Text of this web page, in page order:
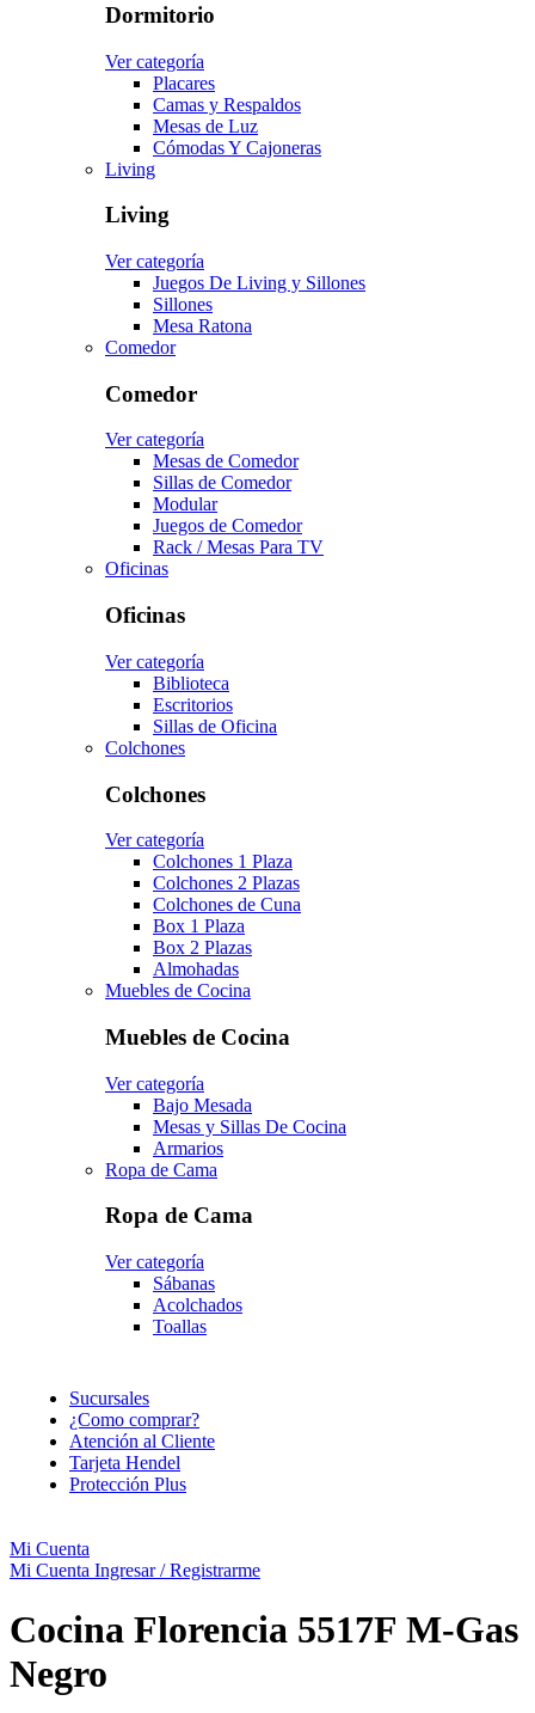
Dormitorio
Ver categoría
Placares
Camas y Respaldos
Mesas de Luz
Cómodas Y Cajoneras
Living
Living
Ver categoría
Juegos De Living y Sillones
Sillones
Mesa Ratona
Comedor
Comedor
Ver categoría
Mesas de Comedor
Sillas de Comedor
Modular
Juegos de Comedor
Rack / Mesas Para TV
Oficinas
Oficinas
Ver categoría
Biblioteca
Escritorios
Sillas de Oficina
Colchones
Colchones
Ver categoría
Colchones 1 Plaza
Colchones 2 Plazas
Colchones de Cuna
Box 1 Plaza
Box 2 Plazas
Almohadas
Muebles de Cocina
Muebles de Cocina
Ver categoría
Bajo Mesada
Mesas y Sillas De Cocina
Armarios
Ropa de Cama
Ropa de Cama
Ver categoría
Sábanas
Acolchados
Toallas
Sucursales
¿Como comprar?
Atención al Cliente
Tarjeta Hendel
Protección Plus
Mi Cuenta
Mi Cuenta Ingresar / Registrarme
Cocina Florencia 5517F M-Gas
Negro